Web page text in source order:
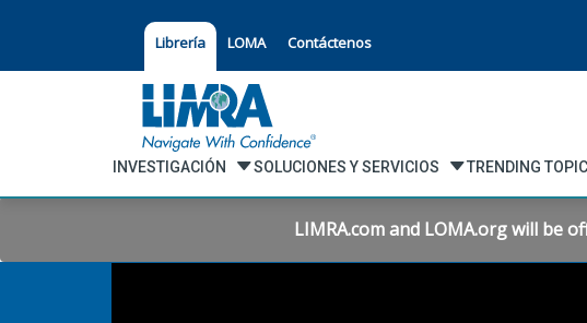
Librería LOMA Contáctenos
INVESTIGACIÓN SOLUCIONES Y SERVICIOS TRENDING
LIMRA.com and LOMA.org will be